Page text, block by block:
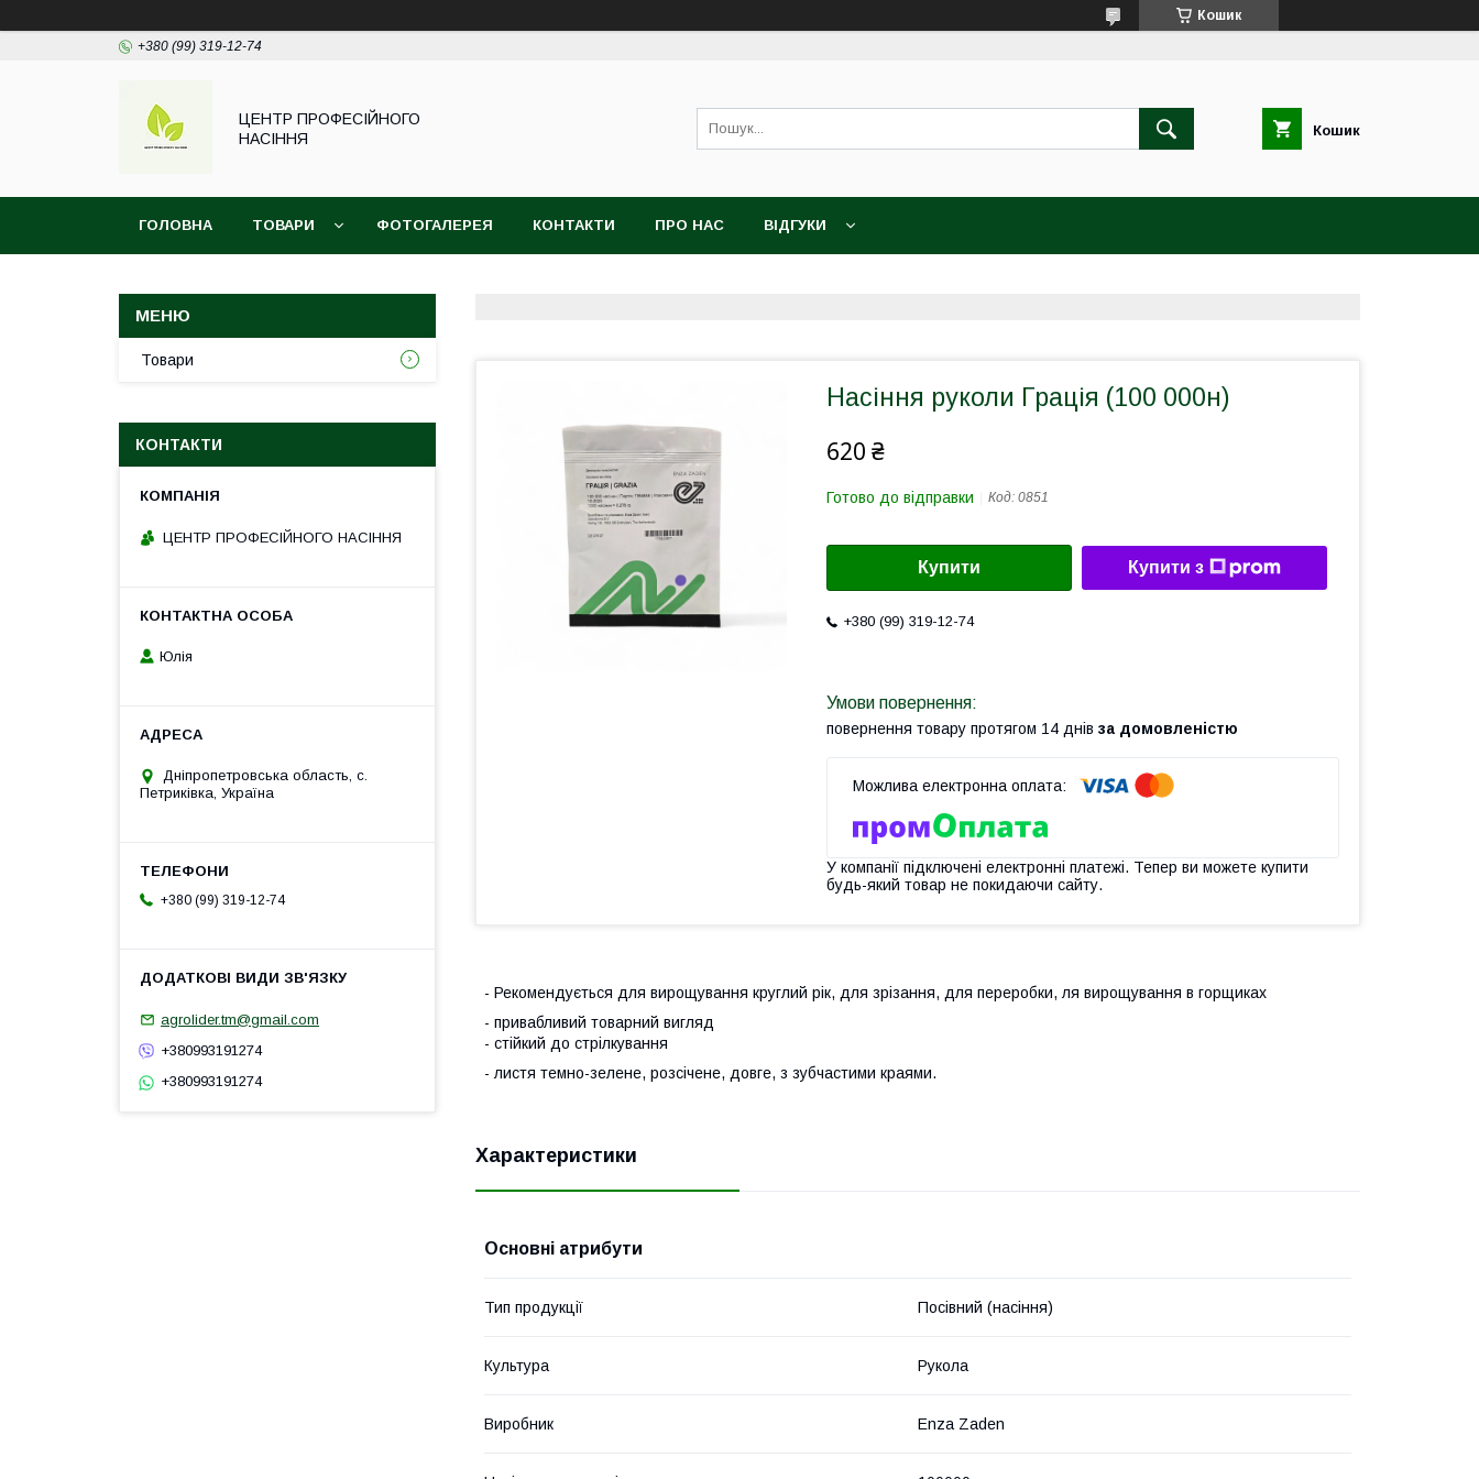
Кошик
+380 (99) 319-12-74
ЦЕНТР ПРОФЕСІЙНОГО
НАСІННЯ
Кошик
ГОЛОВНА ТОВАРИ ФОТОГАЛЕРЕЯ КОНТАКТИ ПРО НАС ВІДГУКИ
Насіння руколи Грація (100 000н)
620 ₴
Готово до відправки Код: 0851
Купити Купити з
+380 (99) 319-12-74
повернення товару протягом 14 днів за домовленістю
У компанії підключені електронні платежі. Тепер ви можете купити
будь-який товар не покидаючи сайту.
- Рекомендується для вирощування круглий рік, для зрізання, для переробки, ля вирощування в горщиках
- привабливий товарний вигляд
- стійкий до стрілкування
- листя темно-зелене, розсічене, довге, з зубчастими краями.
Характеристики
Основні атрибути
Тип продукції Посівний (насіння)
Культура Рукола
Виробник Enza Zaden
Товари
КОНТАКТИ
ЦЕНТР ПРОФЕСІЙНОГО НАСІННЯ
Юлія
Дніпропетровська область, с.
Петриківка, Україна
+380 (99) 319-12-74
agrolider.tm@gmail.com
+380993191274
+380993191274